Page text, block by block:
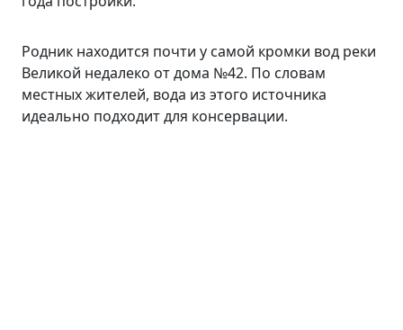
Родник находится почти у самой кромки вод реки
Великой недалеко от дома №42. По словам
местных жителей, вода из этого источника
идеально подходит для консервации.